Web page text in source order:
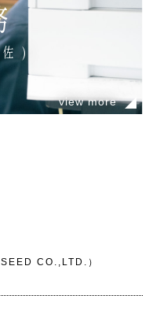
)
view more
CO.,LTD.）